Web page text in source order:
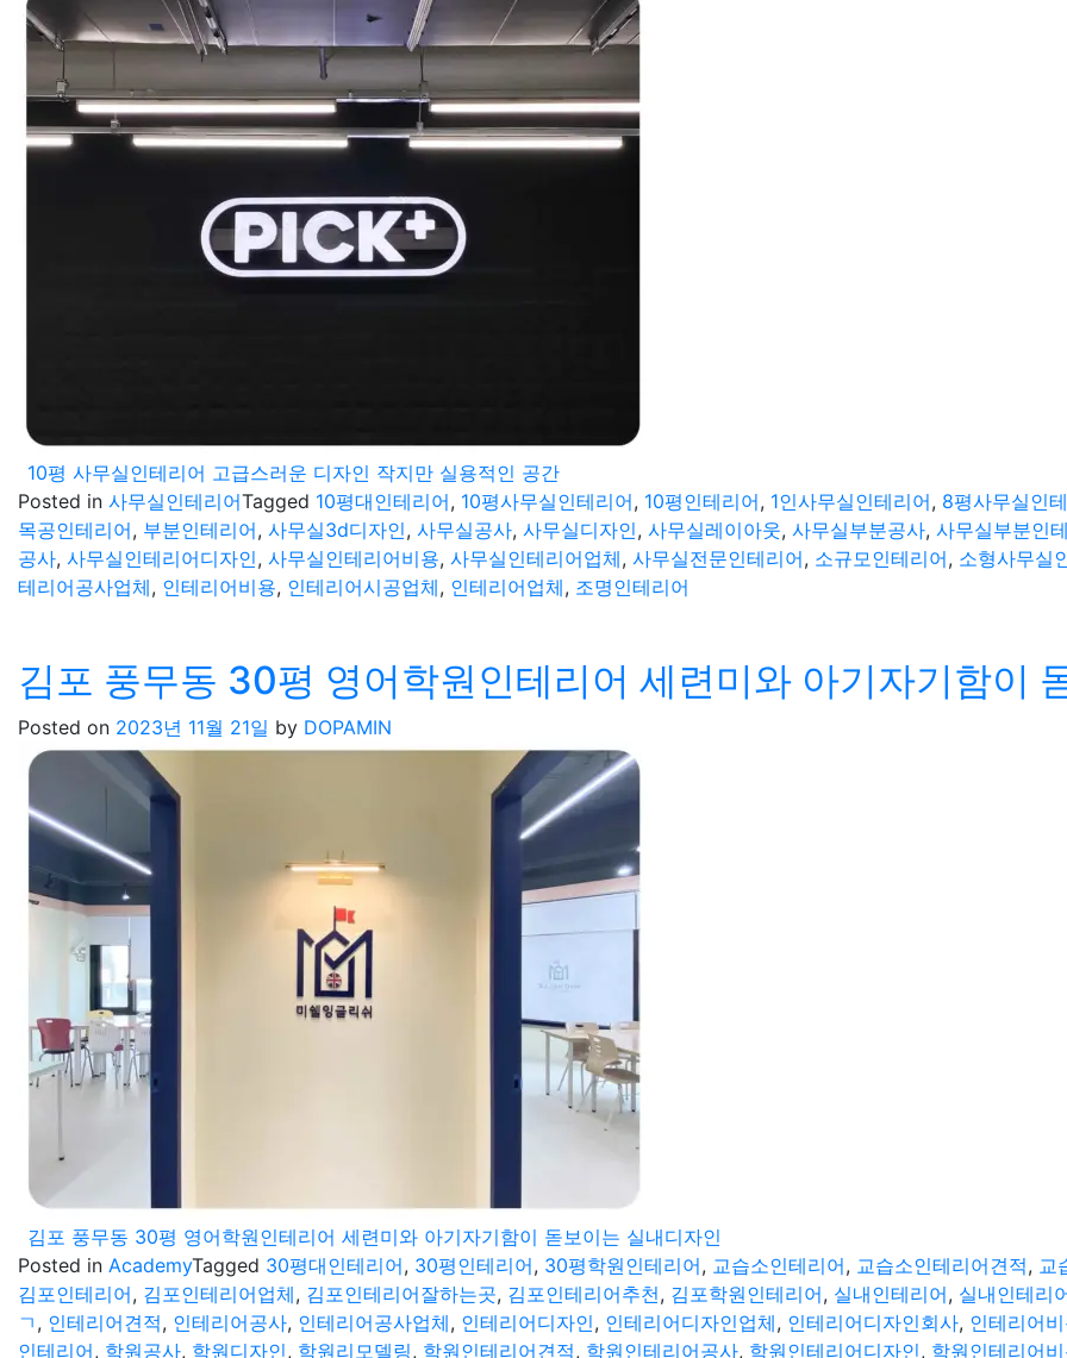
10평 사무실인테리어 고급스러운 디자인 작지만 실용적인 공간
Posted in 사무실인테리어Tagged 10평대인테리어, 10평사무실인테리어, 10평인테리어, 1인사무실인테리어, 8평사무실인
목공인테리어, 부분인테리어, 사무실3d디자인, 사무실공사, 사무실디자인, 사무실레이아웃, 사무실부분공사, 사무실부분인
공사, 사무실인테리어디자인, 사무실인테리어비용, 사무실인테리어업체, 사무실전문인테리어, 소규모인테리어, 소형사무실
테리어공사업체, 인테리어비용, 인테리어시공업체, 인테리어업체, 조명인테리어
김포 풍무동 30평 영어학원인테리어 세련미와 아기자기함이
Posted on 2023년 11월 21일 by DOPAMIN
김포 풍무동 30평 영어학원인테리어 세련미와 아기자기함이 돋보이는 실내디자인
Posted in AcademyTagged 30평대인테리어, 30평인테리어, 30평학원인테리어, 교습소인테리어, 교습소인테리어견적, 교
김포인테리어, 김포인테리어업체, 김포인테리어잘하는곳, 김포인테리어추천, 김포학원인테리어, 실내인테리어, 실내인테리
ㄱ , 인테리어견적, 인테리어공사, 인테리어공사업체, 인테리어디자인, 인테리어디자인업체, 인테리어디자인회사, 인테리어
인테리어, 학원공사, 학원디자인, 학원리모델링, 학원인테리어견적, 학원인테리어공사, 학원인테리어디자인, 학원인테리어